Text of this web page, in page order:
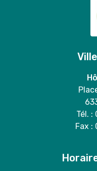
Tél. :
Fax :